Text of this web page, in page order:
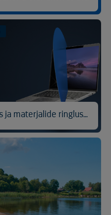
Ökodisain, tootjavastutus ja materjalide ringlussevõtt